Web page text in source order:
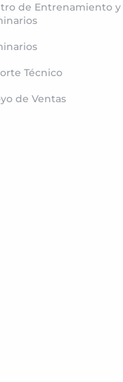
de Entrenamiento y
Técnico
de Ventas